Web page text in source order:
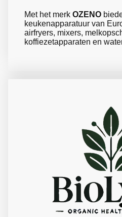
Met het merk OZENO
keukenapparatuur van
airfryers, mixers,
koffiezetapparaten en